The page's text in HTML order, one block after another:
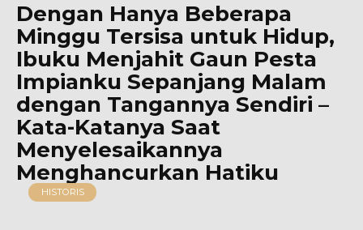
Dengan Hanya Beberapa
Minggu Tersisa untuk Hidup,
Ibuku Menjahit Gaun Pesta
Impianku Sepanjang Malam
dengan Tangannya Sendiri –
Kata-Katanya Saat
Menyelesaikannya
Menghancurkan Hatiku
HISTORIS